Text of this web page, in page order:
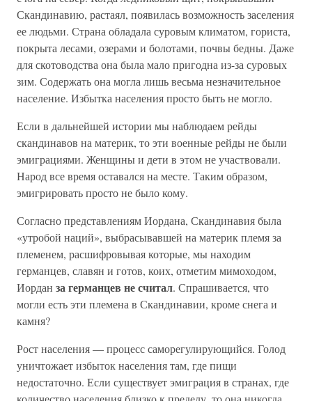
Скандинавию, растаял, появилась возможность заселения
ее людьми. Страна обладала суровым климатом, гориста,
покрыта лесами, озерами и болотами, почвы бедны. Даже
для скотоводства она была мало пригодна из-за суровых
зим. Содержать она могла лишь весьма незначительное
население. Избытка населения просто быть не могло.
Если в дальнейшей истории мы наблюдаем рейды
скандинавов на материк, то эти военные рейды не были
эмиграциями. Женщины и дети в этом не участвовали.
Народ все время оставался на месте. Таким образом,
эмигрировать просто не было кому.
Согласно представлениям Иордана, Скандинавия была
«утробой наций», выбрасывавшей на материк племя за
племенем, расшифровывая которые, мы находим
германцев, славян и готов, коих, отметим мимоходом,
Иордан за германцев не считал. Спрашивается, что
могли есть эти племена в Скандинавии, кроме снега и
камня?
Рост населения — процесс саморегулирующийся. Голод
уничтожает избыток населения там, где пищи
недостаточно. Если существует эмиграция в странах, где